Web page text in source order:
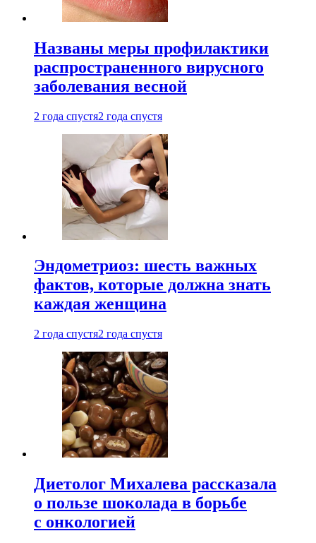
Названы меры профилактики
распространенного вирусного
заболевания весной
2 года спустя2 года спустя
Эндометриоз: шесть важных
фактов, которые должна знать
каждая женщина
2 года спустя2 года спустя
Диетолог Михалева рассказала
о пользе шоколада в борьбе
с онкологией